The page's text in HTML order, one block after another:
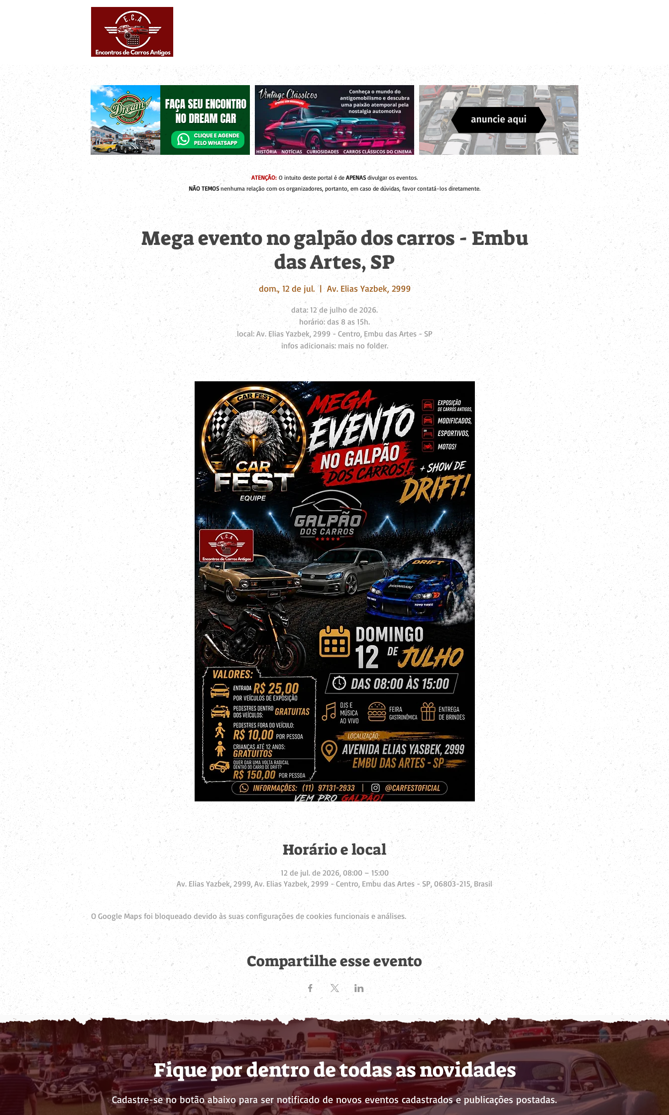
ATENÇÃO: O intuito deste portal é deAPENASdivulgar os eventos.
NÃO TEMOSnenhuma relação com os organizadores, portanto, em caso de dúvidas, favor contatá-los diretamente.
Mega evento no galpão dos carros - Embu
das Artes, SP
dom., 12 de jul.
  |
Av. Elias Yazbek, 2999
data: 12 de julho de 2026.
horário: das 8 as 15h.
local: Av. Elias Yazbek, 2999 - Centro, Embu das Artes - SP
infos adicionais: mais no folder.
Horário e local
12 de jul. de 2026, 08:00 – 15:00
Av. Elias Yazbek, 2999, Av. Elias Yazbek, 2999 - Centro, Embu das Artes - SP, 06803-215, Brasil
O Google Maps foi bloqueado devido às suas configurações de cookies funcionais e análises.
Compartilhe esse evento
Cadastre-se no botão abaixo para ser notificado de novos eventos cadastrados e publicações postadas.
Fique por dentro de todas as novidades